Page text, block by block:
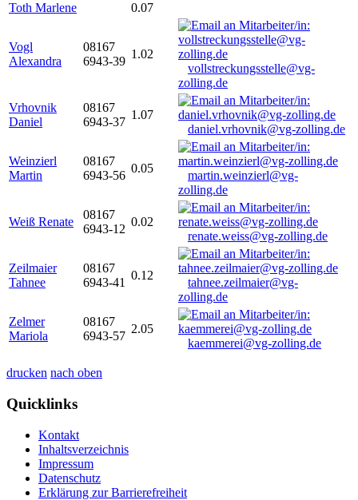
Toth Marlene
0.07
Vogl
Alexandra
08167
6943-39
1.02
vollstreckungsstelle@vg-
zolling.de
Vrhovnik
Daniel
08167
6943-37
1.07
daniel.vrhovnik@vg-zolling.de
Weinzierl
Martin
08167
6943-56
0.05
martin.weinzierl@vg-
zolling.de
Weiß Renate
08167
6943-12
0.02
renate.weiss@vg-zolling.de
Zeilmaier
Tahnee
08167
6943-41
0.12
tahnee.zeilmaier@vg-
zolling.de
Zelmer
Mariola
08167
6943-57
2.05
kaemmerei@vg-zolling.de
drucken nach oben
Quicklinks
Kontakt
Inhaltsverzeichnis
Impressum
Datenschutz
Erklärung zur Barrierefreiheit